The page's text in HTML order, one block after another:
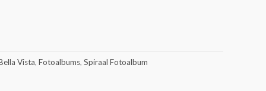
Vista, Fotoalbums, Spiraal Fotoalbum